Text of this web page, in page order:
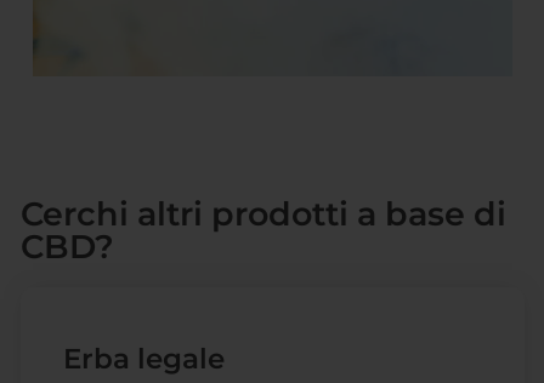
Cerchi altri prodotti a base di
CBD?
Erba legale